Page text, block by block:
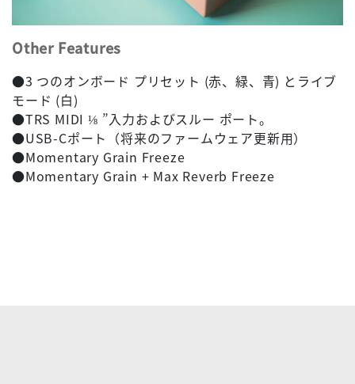
Other Features
●3 つのオンボード プリセット (赤、緑、青) とライブ
モード (白)
●TRS MIDI ⅛ ”入力およびスルー ポート。
●USB-Cポート（将来のファームウェア更新用）
●Momentary Grain Freeze
●Momentary Grain + Max Reverb Freeze